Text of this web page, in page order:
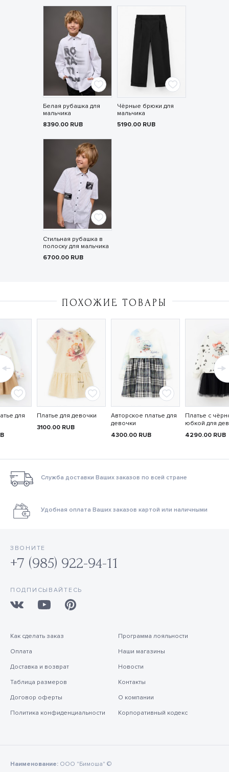
Белая рубашка для
мальчика
8390.00 RUB
Чёрные брюки для
мальчика
5190.00 RUB
Стильная рубашка в
полоску для мальчика
6700.00 RUB
ПОХОЖИЕ ТОВАРЫ
для
Платье для девочки
3100.00 RUB
Авторское платье для
девочки
4300.00 RUB
Платье с
юбкой для
4290.00 RUB
Служба доставки Ваших заказов по всей стране
Удобная оплата Ваших заказов картой или наличными
ЗВОНИТЕ
+7 (985) 922-94-11
ПОДПИСЫВАЙТЕСЬ
Как сделать заказ
Оплата
Доставка и возврат
Таблица размеров
Договор оферты
Политика конфиденциальности
Программа лояльности
Наши магазины
Новости
Контакты
О компании
Корпоративный кодекс
Наименование: ООО "Бимоша" ©